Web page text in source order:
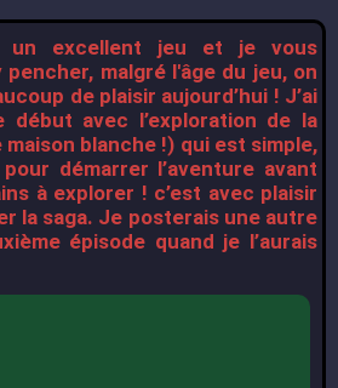
un excellent jeu et je vous
malgré l'âge du jeu, on
de plaisir aujourd’hui ! J’ai
avec l’exploration de la
blanche !) qui est simple,
démarrer l’aventure avant
à explorer ! c’est avec plaisir
la saga. Je posterais une autre
épisode quand je l’aurais